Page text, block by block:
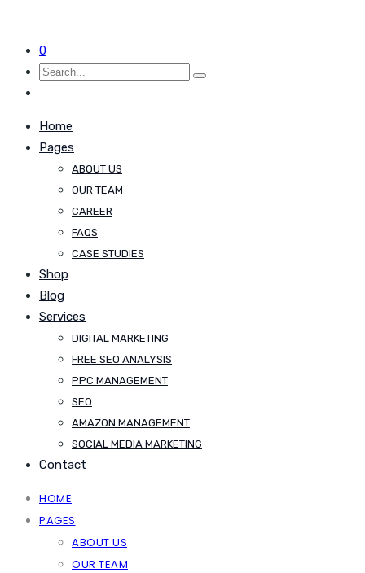
0
Home
Pages
ABOUT US
OUR TEAM
CAREER
FAQS
CASE STUDIES
Shop
Blog
Services
DIGITAL MARKETING
FREE SEO ANALYSIS
PPC MANAGEMENT
SEO
AMAZON MANAGEMENT
SOCIAL MEDIA MARKETING
Contact
HOME
PAGES
ABOUT US
OUR TEAM